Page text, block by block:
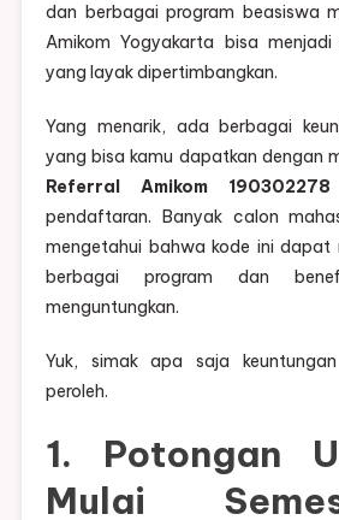
dan berbagai program beasiswa
Amikom Yogyakarta bisa
yang layak dipertimbangkan.
Yang menarik, ada berbagai
yang bisa kamu dapatkan dengan
Referral Amikom 190302278
pendaftaran. Banyak calon
mengetahui bahwa kode ini dapat
berbagai program dan
menguntungkan.
Yuk, simak apa saja
peroleh.
1. Potongan
Mulai